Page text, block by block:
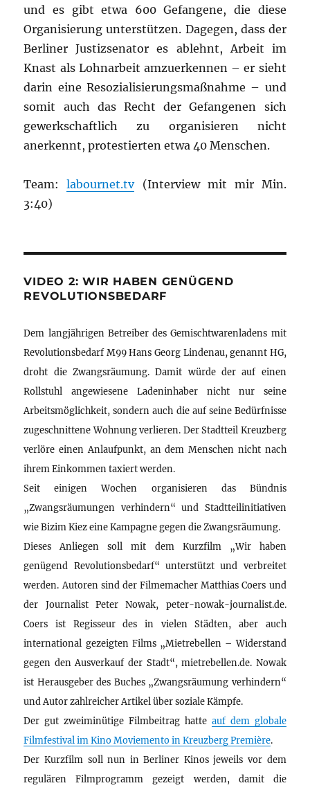
und es gibt etwa 600 Gefangene, die diese
Organisierung unterstützen. Dagegen, dass der
Berliner Justizsenator es ablehnt, Arbeit im
Knast als Lohnarbeit amzuerkennen – er sieht
darin eine Resozialisierungsmaßnahme – und
somit auch das Recht der Gefangenen sich
gewerkschaftlich zu organisieren nicht
anerkennt, protestierten etwa 40 Menschen.
Team:labournet.tv(Interview mit mir Min.
3:40)
VIDEO 2: WIR HABEN GENÜGEND
REVOLUTIONSBEDARF
Dem langjährigen Betreiber des Gemischtwarenladens mit
Revolutionsbedarf M99 Hans Georg Lindenau, genannt HG,
droht die Zwangsräumung. Damit würde der auf einen
Rollstuhl angewiesene Ladeninhaber nicht nur seine
Arbeitsmöglichkeit, sondern auch die auf seine Bedürfnisse
zugeschnittene Wohnung verlieren. Der Stadtteil Kreuzberg
verlöre einen Anlaufpunkt, an dem Menschen nicht nach
ihrem Einkommen taxiert werden.
Seit einigen Wochen organisieren das Bündnis
„Zwangsräumungen verhindern“ und Stadtteilinitiativen
wie Bizim Kiez eine Kampagne gegen die Zwangsräumung.
Dieses Anliegen soll mit dem Kurzfilm „Wir haben
genügend Revolutionsbedarf“ unterstützt und verbreitet
werden. Autoren sind der Filmemacher Matthias Coers und
der Journalist Peter Nowak, peter-nowak-journalist.de.
Coers ist Regisseur des in vielen Städten, aber auch
international gezeigten Films „Mietrebellen – Widerstand
gegen den Ausverkauf der Stadt“, mietrebellen.de. Nowak
ist Herausgeber des Buches „Zwangsräumung verhindern“
und Autor zahlreicher Artikel über soziale Kämpfe.
Der gut zweiminütige Filmbeitrag hatte auf dem globale
Filmfestival im Kino Moviemento in Kreuzberg Première.
Der Kurzfilm soll nun in Berliner Kinos jeweils vor dem
regulären Filmprogramm gezeigt werden, damit die